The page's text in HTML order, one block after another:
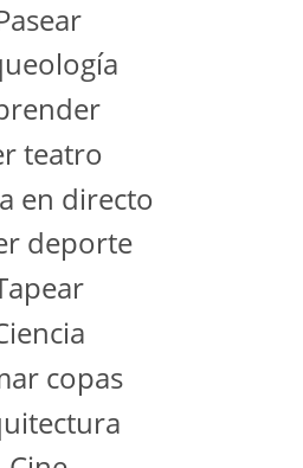
teatro
en directo
deporte
copas